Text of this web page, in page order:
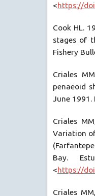
<https://
Cook HL.
stages of
Fishery
Criales
penaeoid
June 1991.
Criales
Variation
Bay.
<https://
Criales